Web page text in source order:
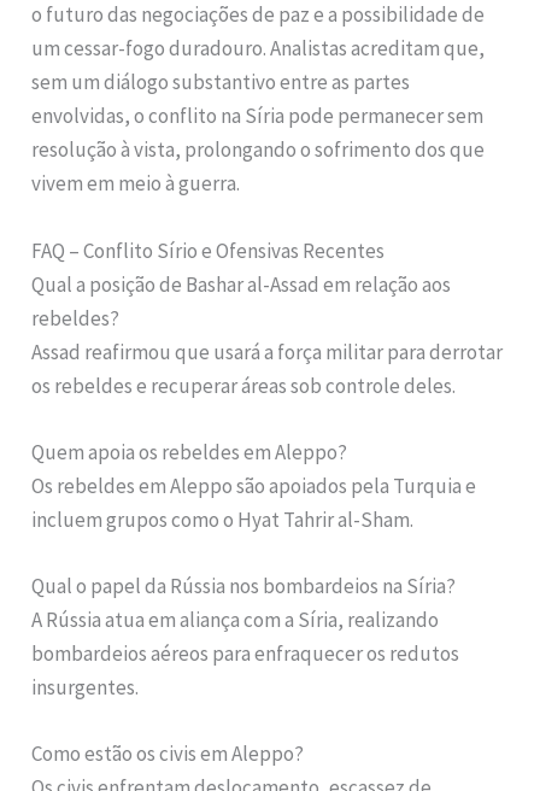
o futuro das negociações de paz e a possibilidade de
um cessar-fogo duradouro. Analistas acreditam que,
sem um diálogo substantivo entre as partes
envolvidas, o conflito na Síria pode permanecer sem
resolução à vista, prolongando o sofrimento dos que
vivem em meio à guerra.
FAQ – Conflito Sírio e Ofensivas Recentes
Qual a posição de Bashar al-Assad em relação aos
rebeldes?
Assad reafirmou que usará a força militar para derrotar
os rebeldes e recuperar áreas sob controle deles.
Quem apoia os rebeldes em Aleppo?
Os rebeldes em Aleppo são apoiados pela Turquia e
incluem grupos como o Hyat Tahrir al-Sham.
Qual o papel da Rússia nos bombardeios na Síria?
A Rússia atua em aliança com a Síria, realizando
bombardeios aéreos para enfraquecer os redutos
insurgentes.
Como estão os civis em Aleppo?